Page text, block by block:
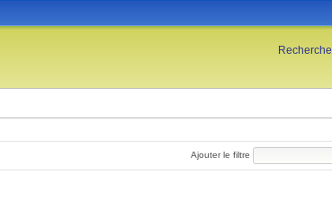
Recherche
Ajouter le filtre